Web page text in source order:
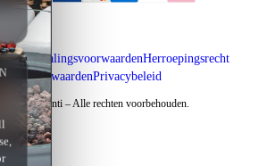
& betalingsvoorwaardenHerroepingsrecht
voorwaardenPrivacybeleid
Elementi – Alle rechten voorbehouden.